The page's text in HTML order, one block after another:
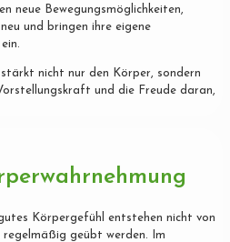
neue Bewegungsmöglichkeiten,
und bringen ihre eigene
nicht nur den Körper, sondern
und die Freude daran,
Körpergefühl entstehen nicht von
regelmäßig geübt werden. Im